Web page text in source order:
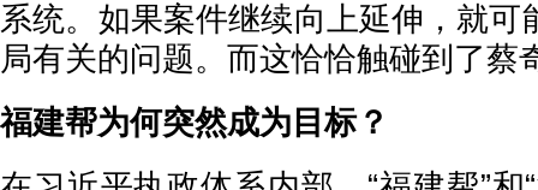
系统。如果案件继续向上延伸，就可
局有关的问题。而这恰恰触碰到了蔡
福建帮为何突然成为目标？